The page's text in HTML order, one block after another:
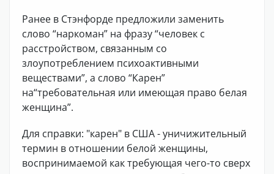
Ранее в Стэнфорде предложили заменить
слово “наркоман” на фразу “человек с
расстройством, связанным со
злоупотреблением психоактивными
веществами”, а слово “Карен”
на“требовательная или имеющая право белая
женщина”.
Для справки: "карен" в США - уничижительный
термин в отношении белой женщины,
воспринимаемой как требующая чего-то сверх